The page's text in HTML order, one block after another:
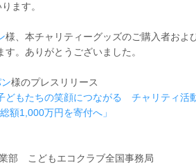
ます。
様、本チャリティーグッズのご購入者およ
す。ありがとうございました。
様のプレスリリース
どもたちの笑顔につながる チャリティ活
額1,000万円を寄付へ」
部 こどもエコクラブ全国事務局